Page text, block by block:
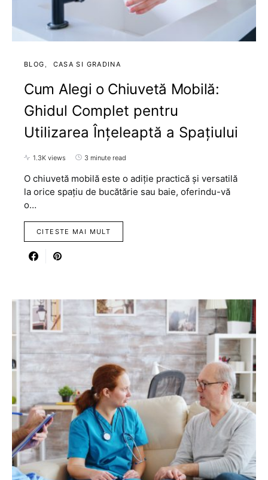
BLOG CASA SI GRADINA
Cum Alegi o Chiuvetă Mobilă:
Ghidul Complet pentru
Utilizarea Înțeleaptă a Spațiului
1.3K views 3 minute read
O chiuvetă mobilă este o adiție practică și versatilă
la orice spațiu de bucătărie sau baie, oferindu-vă
o…
CITESTE MAI MULT